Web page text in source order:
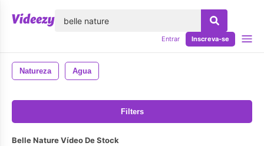
Entrar Inscreva-se
Natureza Agua
Filters
Belle Nature Vídeo De Stock